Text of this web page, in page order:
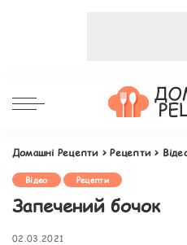
Домашні Рецепти >Рецепти >
Відео Рецепти
Запечений бочок
02.03.2021